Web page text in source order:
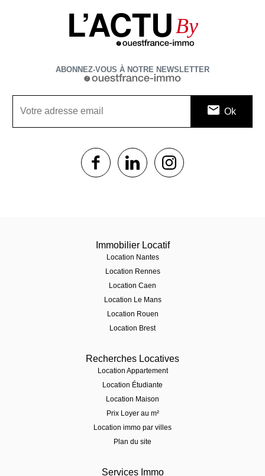
L’ACTU By
ABONNEZ-VOUS À NOTRE NEWSLETTER
1$s 1$s
Immobilier Locatif
Location Nantes
Location Rennes
Location Caen
Location Le Mans
Location Rouen
Location Brest
Recherches Locatives
Location Appartement
Location Étudiante
Location Maison
Prix Loyer au m²
Location immo par villes
Plan du site
Services Immo